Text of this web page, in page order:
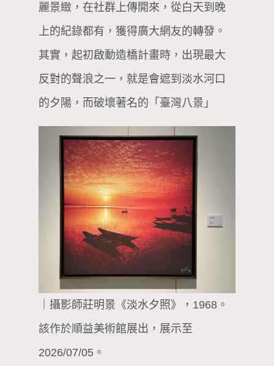
麗景緻，在社群上傳開來，從白天到晚
上的紀錄都有，獲得廣大網友的轉發。
其實，起初啟動造橋計畫時，出現最大
反對的聲浪之一，就是會遮到淡水河口
的夕陽，而破壞著名的「臺灣八景」
｜攝影師莊明景《淡水夕照》，1968。
該作於順益美術館展出，展示至
2026/07/05。